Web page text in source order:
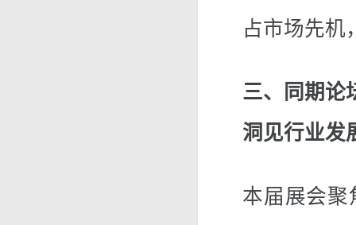
占市场先机
三、同期论
洞见行业发
本届展会聚